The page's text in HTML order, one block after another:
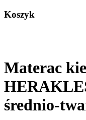
Koszyk
Materac
średnio-